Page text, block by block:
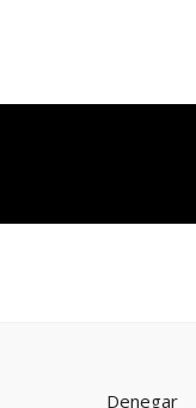
Denegar